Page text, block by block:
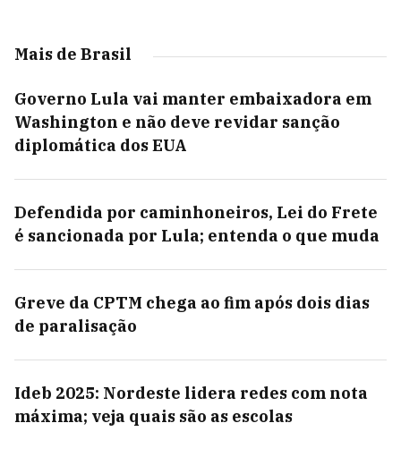
Mais de Brasil
Governo Lula vai manter embaixadora em
Washington e não deve revidar sanção
diplomática dos EUA
Defendida por caminhoneiros, Lei do Frete
é sancionada por Lula; entenda o que muda
Greve da CPTM chega ao fim após dois dias
de paralisação
Ideb 2025: Nordeste lidera redes com nota
máxima; veja quais são as escolas